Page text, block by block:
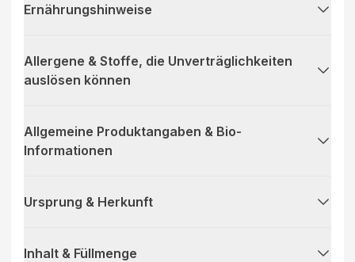
Ernährungshinweise
Allergene & Stoffe, die Unverträglichkeiten
auslösen können
Allgemeine Produktangaben & Bio-
Informationen
Ursprung & Herkunft
Inhalt & Füllmenge